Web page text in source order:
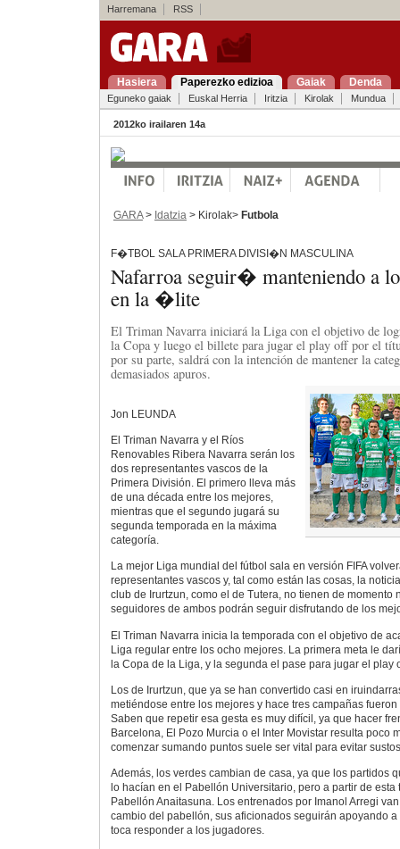
Harremana RSS
Hasiera Paperezko edizioa Gaiak Denda
Eguneko gaiak Euskal Herria Iritzia Kirolak Mundua
2012ko irailaren 14a
GARA> Idatzia > Kirolak> Futbola
F�TBOL SALA PRIMERA DIVISI�N MASCULINA
Nafarroa seguir� manteniendo a
en la �lite
El Triman Navarra iniciará la Liga con el objetivo de
la Copa y luego el billete para jugar el play off por el
por su parte, saldrá con la intención de mantener la
demasiados apuros.
Jon LEUNDA
El Triman Navarra y el Ríos
Renovables Ribera Navarra serán los
dos representantes vascos de la
Primera División. El primero lleva más
de una década entre los mejores,
mientras que el segundo jugará su
segunda temporada en la máxima
categoría.
La mejor Liga mundial del fútbol sala en versión FIFA
representantes vascos y, tal como están las cosas, la
club de Irurtzun, como el de Tutera, no tienen de momento
seguidores de ambos podrán seguir disfrutando de los
El Triman Navarra inicia la temporada con el objetivo de
Liga regular entre los ocho mejores. La primera meta le
la Copa de la Liga, y la segunda el pase para jugar el play
Los de Irurtzun, que ya se han convertido casi en
metiéndose entre los mejores y hace tres campañas
Saben que repetir esa gesta es muy difícil, ya que hacer
Barcelona, El Pozo Murcia o el Inter Movistar resulta poco
comenzar sumando puntos suele ser vital para evitar
Además, los verdes cambian de casa, ya que los partidos
lo hacían en el Pabellón Universitario, pero a partir de
Pabellón Anaitasuna. Los entrenados por Imanol Arregi
cambio del pabellón, sus aficionados seguirán apoyando a
toca responder a los jugadores.